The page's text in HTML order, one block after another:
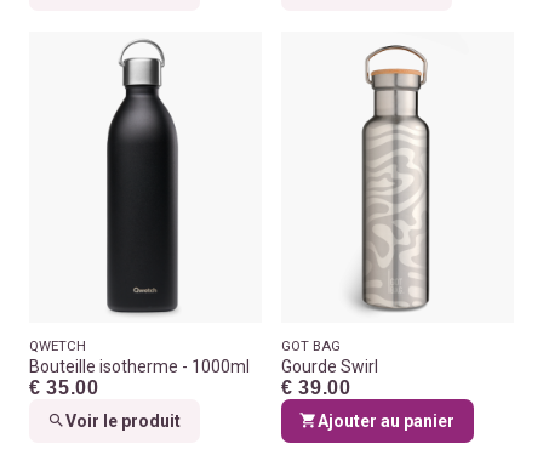
QWETCH
Bouteille isotherme - 1000ml
€ 35.00
Voir le produit
GOT BAG
Gourde Swirl
€ 39.00
Ajouter au panier